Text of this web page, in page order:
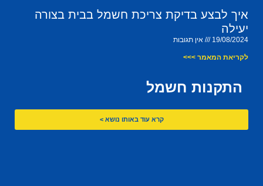
איך לבצע בדיקת צריכת חשמל בבית בצורה
יעילה
19/08/2024 אין תגובות
לקריאת המאמר >>>
התקנות חשמל
קרא עוד באותו נושא >